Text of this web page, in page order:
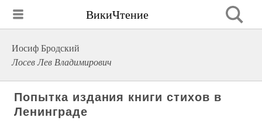
ВикиЧтение
Иосиф Бродский
Лосев Лев Владимирович
Попытка издания книги стихов в
Ленинграде